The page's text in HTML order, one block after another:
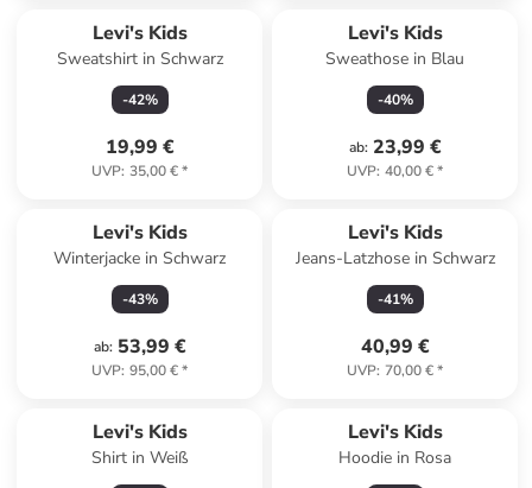
Levi's Kids
Sweatshirt in Schwarz
-42%
19,99 €
UVP: 35,00 €*
Levi's Kids
Sweathose in Blau
-40%
ab: 23,99 €
UVP: 40,00 €*
Levi's Kids
Winterjacke in Schwarz
-43%
ab: 53,99 €
UVP: 95,00 €*
Levi's Kids
Jeans-Latzhose in Schwarz
-41%
40,99 €
UVP: 70,00 €*
Levi's Kids
Shirt in Weiß
Levi's Kids
Hoodie in Rosa